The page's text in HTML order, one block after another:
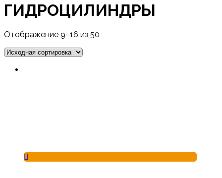
ГИДРОЦИЛИНДРЫ
Отображение 9–16 из 50